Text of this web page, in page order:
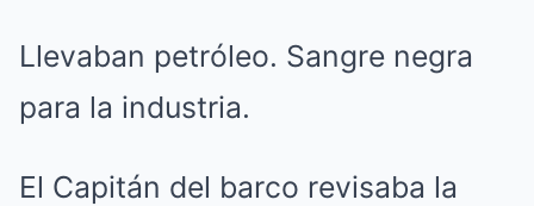
Llevaban petróleo. Sangre negra
para la industria.
El Capitán del barco revisaba la